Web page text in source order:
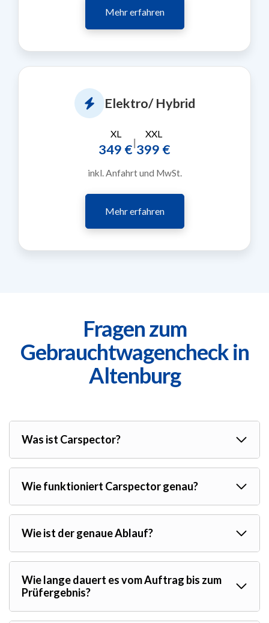
Mehr erfahren
Elektro/ Hybrid
XL
349 €|
XXL
399 €
inkl. Anfahrt und MwSt.
Mehr erfahren
Fragen zum
Gebrauchtwagencheck in
Altenburg
Was ist Carspector?
Wie funktioniert Carspector genau?
Wie ist der genaue Ablauf?
Wie lange dauert es vom Auftrag bis zum
Prüfergebnis?